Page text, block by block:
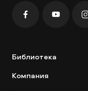
Библиотека
Компания